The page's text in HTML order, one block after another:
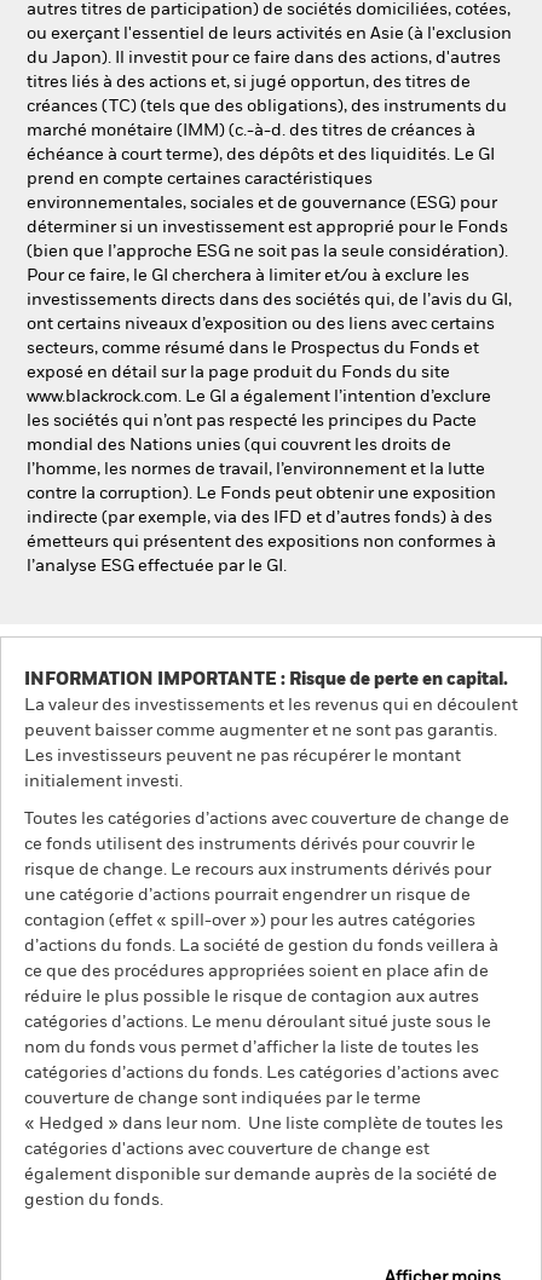
autres titres de participation) de sociétés domiciliées, cotées,
ou exerçant l'essentiel de leurs activités en Asie (à l'exclusion
du Japon). Il investit pour ce faire dans des actions, d'autres
titres liés à des actions et, si jugé opportun, des titres de
créances (TC) (tels que des obligations), des instruments du
marché monétaire (IMM) (c.-à-d. des titres de créances à
échéance à court terme), des dépôts et des liquidités. Le GI
prend en compte certaines caractéristiques
environnementales, sociales et de gouvernance (ESG) pour
déterminer si un investissement est approprié pour le Fonds
(bien que l’approche ESG ne soit pas la seule considération).
Pour ce faire, le GI cherchera à limiter et/ou à exclure les
investissements directs dans des sociétés qui, de l’avis du GI,
ont certains niveaux d’exposition ou des liens avec certains
secteurs, comme résumé dans le Prospectus du Fonds et
exposé en détail sur la page produit du Fonds du site
www.blackrock.com. Le GI a également l’intention d’exclure
les sociétés qui n’ont pas respecté les principes du Pacte
mondial des Nations unies (qui couvrent les droits de
l’homme, les normes de travail, l’environnement et la lutte
contre la corruption). Le Fonds peut obtenir une exposition
indirecte (par exemple, via des IFD et d’autres fonds) à des
émetteurs qui présentent des expositions non conformes à
l’analyse ESG effectuée par le GI.
INFORMATION IMPORTANTE : Risque de perte en capital.
La valeur des investissements et les revenus qui en découlent
peuvent baisser comme augmenter et ne sont pas garantis.
Les investisseurs peuvent ne pas récupérer le montant
initialement investi.
Toutes les catégories d’actions avec couverture de change de
ce fonds utilisent des instruments dérivés pour couvrir le
risque de change. Le recours aux instruments dérivés pour
une catégorie d’actions pourrait engendrer un risque de
contagion (effet « spill-over ») pour les autres catégories
d’actions du fonds. La société de gestion du fonds veillera à
ce que des procédures appropriées soient en place afin de
réduire le plus possible le risque de contagion aux autres
catégories d’actions. Le menu déroulant situé juste sous le
nom du fonds vous permet d’afficher la liste de toutes les
catégories d’actions du fonds. Les catégories d’actions avec
couverture de change sont indiquées par le terme
« Hedged » dans leur nom. Une liste complète de toutes les
catégories d'actions avec couverture de change est
également disponible sur demande auprès de la société de
gestion du fonds.